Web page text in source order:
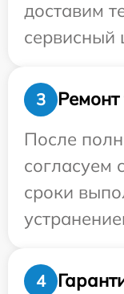
доставим
сервисный
3
Ремонт
После
согласуем
сроки
4